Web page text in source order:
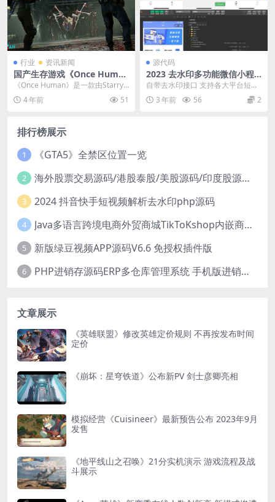
行业 资讯新闻
国产生存游戏《Once Huma
n》实机预告公布 2023年登陆
《Once Human》是一款由Starry
工作室开发的新怪谈沙盒生存游
戏，故事...
4 年前 51
源代码
2023 去水印多功能微信小程
序源码 有流量主
自带去水印接口 支持各大平台短视
频去水印 支持保存封面,图集,标题
等等 支持本地...
3 年前 56 2
排行榜展示
1 《GTA5》全禁区位置一览
2 海外股票交易源码/港股泰股/美股源码/印度股源码/马拉西亚股票源码/国际股票配资
3 2024 抖音快手短视频解析去水印php源码
4 Java多语言跨境电商外贸商城TikToKshop内嵌商城I商家入驻I一键铺
5 新版绿豆视频APP源码V6.6 免授权插件版
6 PHP进销存源码ERP多仓库管理系统 手机版进销存 php网络版进销存小程序
文章展示
《英雄联盟》修改英雄定价规则 不再按发布时间
定价
《崩坏：星穹铁道》公布新PV 剑士彦卿亮相
模拟经营《Cuisineer》最新预告公布 2023年9月
发售
《地平线山之召唤》21分实机演示 游戏流程及战
斗展示